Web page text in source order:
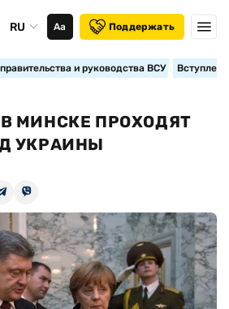
RU Аа Поддержать
и руководства ВСУ
МИНСКЕ ПРОХОДЯТ
УКРАИНЫ